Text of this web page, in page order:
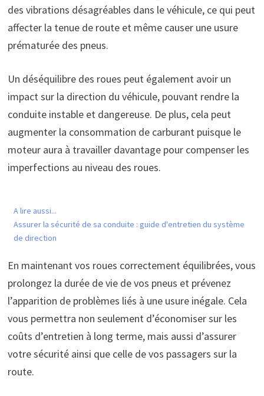
des vibrations désagréables dans le véhicule, ce qui peut
affecter la tenue de route et même causer une usure
prématurée des pneus.
Un déséquilibre des roues peut également avoir un
impact sur la direction du véhicule, pouvant rendre la
conduite instable et dangereuse. De plus, cela peut
augmenter la consommation de carburant puisque le
moteur aura à travailler davantage pour compenser les
imperfections au niveau des roues.
A lire aussi...
Assurer la sécurité de sa conduite : guide d'entretien du système
de direction
En maintenant vos roues correctement équilibrées, vous
prolongez la durée de vie de vos pneus et prévenez
l’apparition de problèmes liés à une usure inégale. Cela
vous permettra non seulement d’économiser sur les
coûts d’entretien à long terme, mais aussi d’assurer
votre sécurité ainsi que celle de vos passagers sur la
route.